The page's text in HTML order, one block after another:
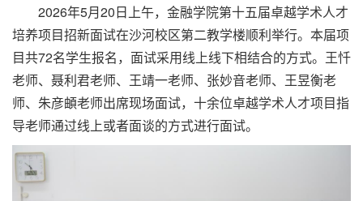
2026年5月20日上午，金融学院第十五届卓越学术人才
培养项目招新面试在沙河校区第二教学楼顺利举行。本届项
目共72名学生报名，面试采用线上线下相结合的方式。王忏
老师、聂利君老师、王靖一老师、张妙音老师、王昱衡老
师、朱彦頔老师出席现场面试，十余位卓越学术人才项目指
导老师通过线上或者面谈的方式进行面试。